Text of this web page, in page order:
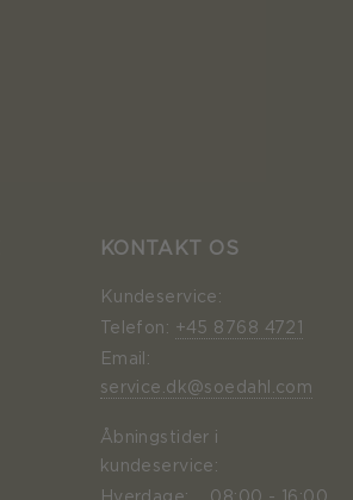
KONTAKT OS
Kundeservice:
Telefon: +45 8768 4721
Email:
service.dk@soedahl.com
Åbningstider i
kundeservice: